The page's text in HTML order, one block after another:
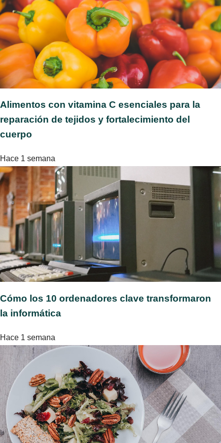
Alimentos con vitamina C esenciales para la
reparación de tejidos y fortalecimiento del
cuerpo
Hace 1 semana
Cómo los 10 ordenadores clave transformaron
la informática
Hace 1 semana